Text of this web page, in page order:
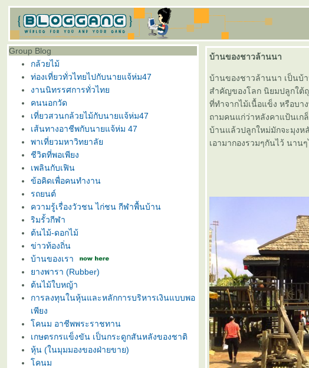
Group Blog
กล้วยไม้
ท่องเที่ยวทั่วไทยไปกับนายแจ้ห่ม47
งานนิทรรศการทั่วไท
คนนอกวัด
เที่ยวสวนกล้วยไม้กับนายแจ้ห่ม47
เส้นทางอาชีพกับนายแจ้ห่ม 47
พาเที่ยวมหาวิทยาลั
ชีวิตที่พอเพียง
เพลินกับเฟิน
ข้อคิดเพื่อคนทำงาน
รถยนต์
ความรู้เรื่องวัวชน ไก่ชน กีฬาพื้นบ้าน
ริมรั้วกีฬา
ต้นไม้-ดอกไม้
ข่าวท้องถิ่น
บ้านของเรา
างพารา (Rubber)
ต้นไม้ใบหญ้า
การลงทุนในหุ้นและหลักการบริหารเงินแบบพอ
เพียง
คนม อาชีพพระราชทาน
เกษตรกรแข็งขัน เป็นกระดูกสันหลังของชาติ
หุ้น (ในมุมมองของฝ่ายขาย)
คนม
บ้านของชาวล้านนา
บ้านของชาวล้านนา เป็นบ้
สำคัญของโลก นิยมปลูกใต้
ที่ทำจากไม้เนื้อแข็ง หรือบา
ถามคนแก่ว่าหลังคาแป้นเก
บ้านแล้วปลูกใหม่มักจะมุงห
เอามากองรวมๆกันไว้ นาน